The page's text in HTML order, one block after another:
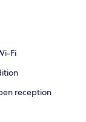
Fi
reception